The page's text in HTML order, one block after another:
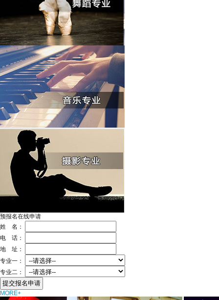
预报名在线申请
姓 名：
电 话：
地 址：
专业一：
专业二：
MORE+